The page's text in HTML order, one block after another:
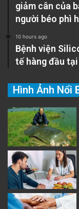
giảm cân của
người béo phì
10 hours ago
Bệnh viện
tế hàng đầu
Hình Ảnh Nổi